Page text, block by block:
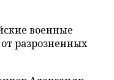
военные
разрозненных